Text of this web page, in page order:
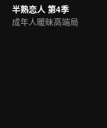
半熟恋人 第4季
成年人暖昧高端局